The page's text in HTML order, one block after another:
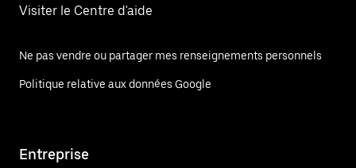
Visiter le Centre d'aide
Ne pas vendre ou partager mes renseignements personnels
Politique relative aux données Google
Entreprise